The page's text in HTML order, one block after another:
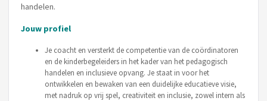
handelen.
Jouw profiel
Je coacht en versterkt de competentie van de coördinatoren
en de kinderbegeleiders in het kader van het pedagogisch
handelen en inclusieve opvang. Je staat in voor het
ontwikkelen en bewaken van een duidelijke educatieve visie,
met nadruk op vrij spel, creativiteit en inclusie, zowel intern als